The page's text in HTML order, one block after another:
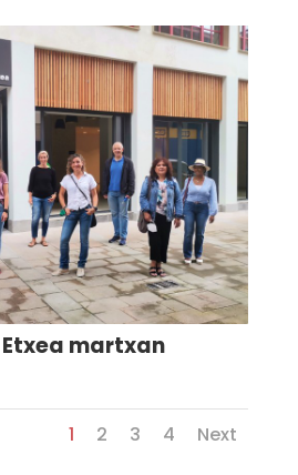
martxan
1 2 3 4 Next